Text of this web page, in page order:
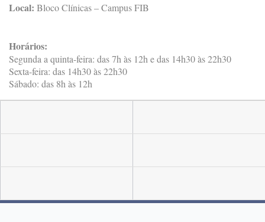
Local: Bloco Clínicas – Campus FIB
Horários:
Segunda a quinta-feira: das 7h às 12h e das 14h30 às 22h30
Sexta-feira: das 14h30 às 22h30
Sábado: das 8h às 12h